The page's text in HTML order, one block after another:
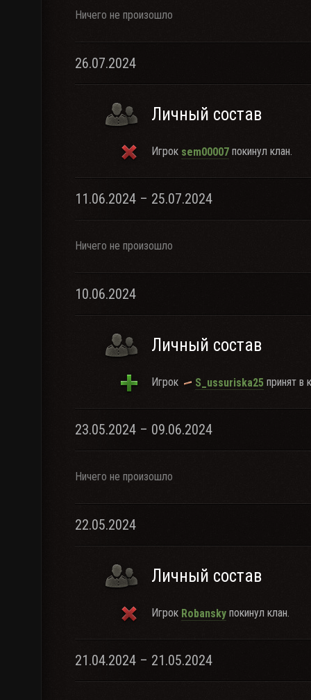
Ничего не произошло
26.07.2024
Личный состав
Игрок sem00007 покинул клан.
11.06.2024 – 25.07.2024
Ничего не произошло
10.06.2024
Личный состав
Игрок S_ussuriska25 принят в
23.05.2024 – 09.06.2024
Ничего не произошло
22.05.2024
Личный состав
Игрок Robansky покинул клан.
21.04.2024 – 21.05.2024